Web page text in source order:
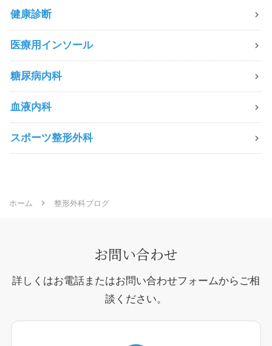
健康診断
医療用インソール
糖尿病内科
血液内科
スポーツ整形外科
ホーム 整形外科ブログ
お問い合わせ
詳しくはお電話またはお問い合わせフォームからご相
談ください。